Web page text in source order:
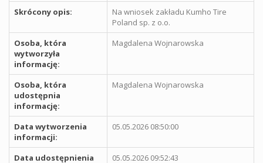
Skrócony opis:
Na wniosek zakładu Kumho Tire
Poland sp. z o.o.
Osoba, która
wytworzyła
informację:
Magdalena Wojnarowska
Osoba, która
udostępnia
informację:
Magdalena Wojnarowska
Data wytworzenia
informacji:
05.05.2026 08:50:00
Data udostępnienia
05.05.2026 09:52:43